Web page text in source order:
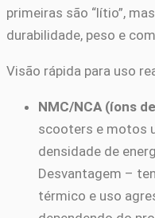
primeiras são “lítio”,
durabilidade, peso e
Visão rápida para uso
NMC/NCA (íons
scooters e motos
densidade de
Desvantagem –
térmico e uso